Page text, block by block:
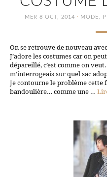
MER 8 OCT, 2014 · MODE
On se retrouve de nouveau
J’adore les costumes car on
dépareillé, c’est comme on
m’interrogeais sur quel sac
Je contourne le problème cette
bandoulière… comme une …